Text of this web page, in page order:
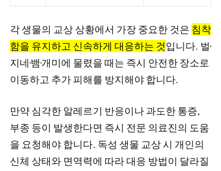
각 생물의 교상 상황에서 가장 중요한 것은 침착
함을 유지하고 신속하게 대응하는 것입니다. 벌·
지네·뱀·개미에 물렸을 때는 즉시 안전한 장소로
이동하고 추가 피해를 방지해야 합니다.
만약 심각한 알레르기 반응이나 과도한 통증,
부종 등이 발생한다면 즉시 전문 의료진의 도움
을 요청해야 합니다. 독성 생물 교상 시 개인의
신체 상태와 면역력에 따라 대응 방법이 달라질